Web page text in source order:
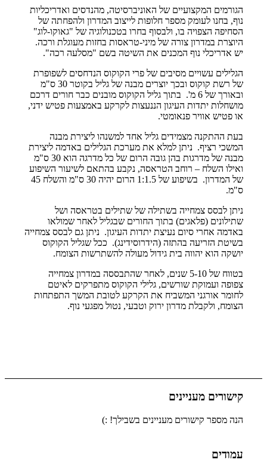
הגורמים המקצועיים של האוניברסיטה, מהנדסים ואדריכליות
נוף, בחנו לעומק מספר חלופות לייצוב המדרון ולהפחתה של
הסחיפה הצפויה בו, ולבסוף בחרו בטכנולוגיה של "גאוקו-לוג"
היוצרת במדרון צורה של מיני-טראסות בחזות מעוגלת ורכה.
יש אדריכלי נוף המכנים את השיטה בשם "מסלעה רכה".
הגלילים עשויים מסיבים של פרי הקוקוס הנדחסים לשפופרת
של רשת קוקוס ובכך יוצרים מבנה של גליל בקוטר 30 ס"מ
ובאורך של 6 מ'. בתוך גליל הקוקוס מובנים כבר חורים דרכם
מושחלות יתדות העיגון הננעצות לקרקע באמצעות פטיש ידני,
או פטיש אוויר פנאומטי.
בעת ההתקנה מצמידים גליל אחד למשנהו ליצירת מבנה
המשכי רציף. ניתן למלא את מערכת הגלילים באדמה ליצירת
מבנה של מדרגות בהן גובה הרום של כל מדרגה הוא 30 ס"מ
ואילו השלח – רוחב הטראסה, נקבע בהתאם לשיעור השיפוע
של המדרון. בשיפוע של 1:1.5 הרום יהיה 30 ס"מ והשלח 45
ס"מ.
ניתן לבסס צמחייה בשתילה של שתילים בטראסה ושל
שתילונים (פלאגים) בתוך החורים שבגליל לאחר שמולאו
באדמה אחרי סיום נעיצת יתדות העיגון. ניתן גם לבסס צמחייה
בשיטת הזריעה בהתזה (הידרוסידינג). ככל שגליל הקוקוס
יושקה הוא יהווה בית גידול מעולה להשתרשות הצומח.
בטווח של 5-10 שנים, לאחר שהתבססה במדרון צמחייה
צפופה ועמוקת שורשים, גלילי הקוקוס מתפרקים לאיטם
לחומר אורגני המשביח את הקרקע לטובת המשך התפתחות
הצומח, ולקבלת מדרון ירוק וטבעי, נטול מפגעי נוף.
קישורים מעניינים
הנה מספר קישורים מעניינים בשבילך! :)
עמודים